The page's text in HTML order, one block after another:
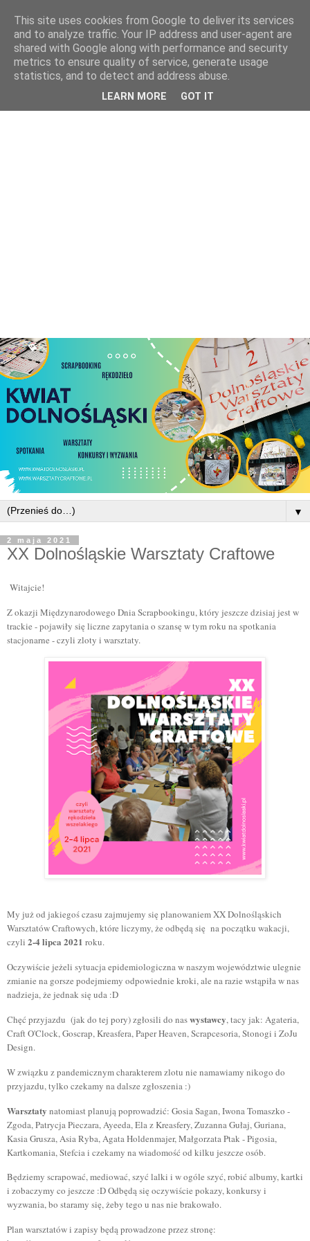
▼
2 maja 2021
XX Dolnośląskie Warsztaty Craftowe
Witajcie!
Z okazji Międzynarodowego Dnia Scrapbookingu, który jeszcze dzisiaj jest w
trackie - pojawiły się liczne zapytania o szansę w tym roku na spotkania
stacjonarne - czyli zloty i warsztaty.
My już od jakiegoś czasu zajmujemy się planowaniem XX Dolnośląskich
Warsztatów Craftowych, które liczymy, że odbędą się na początku wakacji,
czyli 2-4 lipca 2021 roku.
Oczywiście jeżeli sytuacja epidemiologiczna w naszym województwie ulegnie
zmianie na gorsze podejmiemy odpowiednie kroki, ale na razie wstąpiła w nas
nadzieja, że jednak się uda :D
Chęć przyjazdu (jak do tej pory) zgłosili do naswystawcy, tacy jak: Agateria,
Craft O'Clock, Goscrap, Kreasfera, Paper Heaven, Scrapcesoria, Stonogi i ZoJu
Design.
W związku z pandemicznym charakterem zlotu nie namawiamy nikogo do
przyjazdu, tylko czekamy na dalsze zgłoszenia :)
Warsztaty natomiast planują poprowadzić: Gosia Sagan, Iwona Tomaszko -
Zgoda, Patrycja Pieczara, Ayeeda, Ela z Kreasfery, Zuzanna Gułaj, Guriana,
Kasia Grusza, Asia Ryba, Agata Holdenmajer, Małgorzata Ptak - Pigosia,
Kartkomania, Stefcia i czekamy na wiadomość od kilku jeszcze osób.
Będziemy scrapować, mediować, szyć lalki i w ogóle szyć, robić albumy, kartki
i zobaczymy co jeszcze :D Odbędą się oczywiście pokazy, konkursy i
wyzwania, bo staramy się, żeby tego u nas nie brakowało.
Plan warsztatów i zapisy będą prowadzone przez stronę:
This site uses cookies from Google to deliver its services
and to analyze traffic. Your IP address and user-agent are
shared with Google along with performance and security
metrics to ensure quality of service, generate usage
statistics, and to detect and address abuse.
LEARN MORE GOT IT